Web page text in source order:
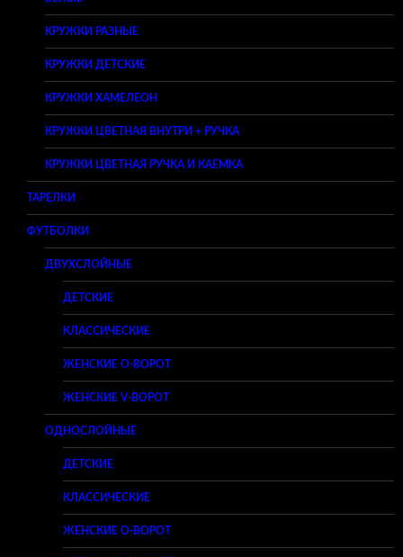
КРУЖКИ РАЗНЫЕ
КРУЖКИ ДЕТСКИЕ
КРУЖКИ ХАМЕЛЕОН
КРУЖКИ ЦВЕТНАЯ ВНУТРИ + РУЧКА
КРУЖКИ ЦВЕТНАЯ РУЧКА И КАЕМКА
ТАРЕЛКИ
ФУТБОЛКИ
ДВУХСЛОЙНЫЕ
ДЕТСКИЕ
КЛАССИЧЕСКИЕ
ЖЕНСКИЕ O-ВОРОТ
ЖЕНСКИЕ V-ВОРОТ
ОДНОСЛОЙНЫЕ
ДЕТСКИЕ
КЛАССИЧЕСКИЕ
ЖЕНСКИЕ O-ВОРОТ